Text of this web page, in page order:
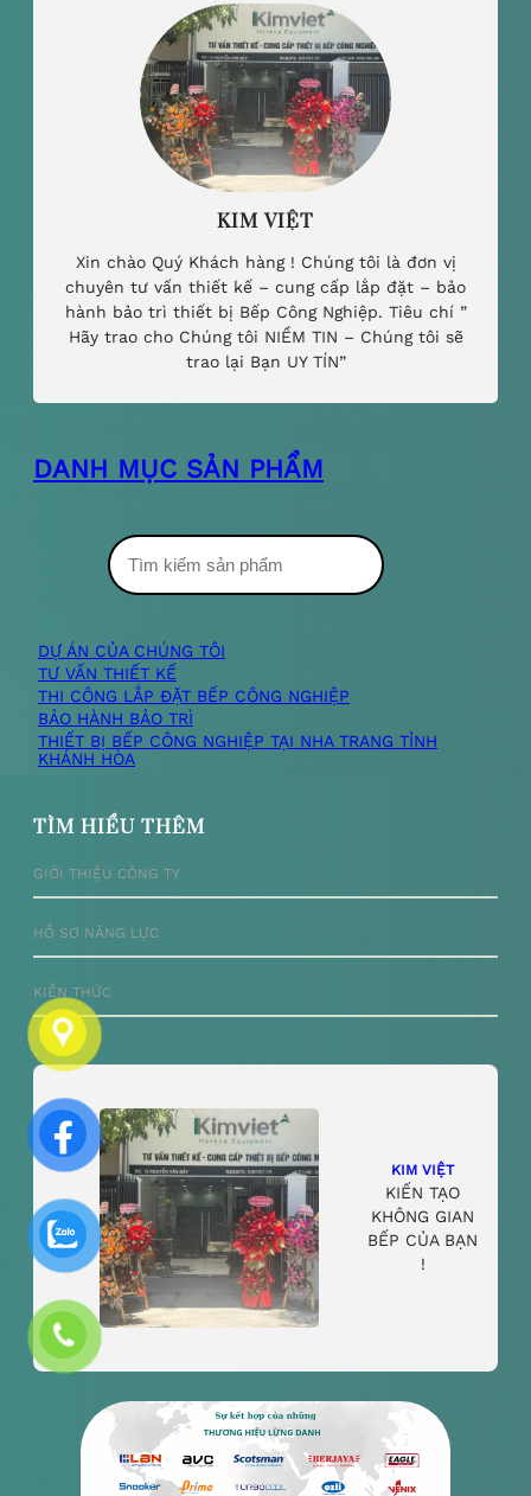
KIM VIỆT
Xin chào Quý Khách hàng ! Chúng tôi là đơn vị
chuyên tư vấn thiết kế – cung cấp lắp đặt – bảo
hành bảo trì thiết bị Bếp Công Nghiệp. Tiêu chí ”
Hãy trao cho Chúng tôi NIỀM TIN – Chúng tôi sẽ
trao lại Bạn UY TÍN”
DANH MỤC SẢN PHẨM
m
k
i
ế
m
DỰ ÁN CỦA CHÚNG TÔI
TƯ VẤN THIẾT KẾ
THI CÔNG LẮP ĐẶT BẾP CÔNG NGHIỆP
BẢO HÀNH BẢO TRÌ
THIẾT BỊ BẾP CÔNG NGHIỆP TẠI NHA TRANG TỈNH
KHÁNH HÒA
TÌM HIỂU THÊM
GIỚI THIỆU CÔNG TY
HỒ SƠ NĂNG LỰC
KIẾN THỨC
KIM VIỆT
KIẾN TẠO
KHÔNG GIAN
BẾP CỦA BẠN
!